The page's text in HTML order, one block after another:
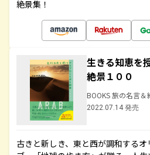
絶景集！
生きる知恵を
絶景１００
BOOKS 旅の名言＆
2022.07.14 発売
古きと新しき、東と西が調和する